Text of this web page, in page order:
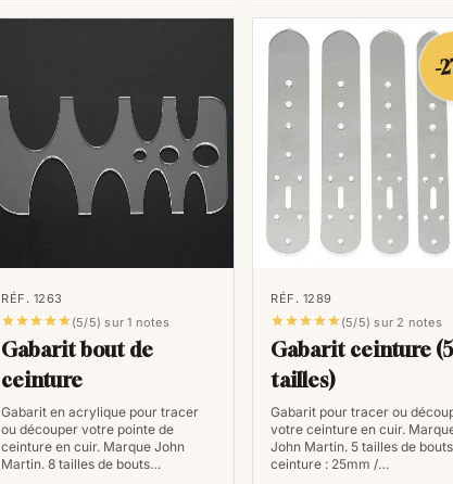
RÉF. 1263
(5/5) sur 1 notes
Gabarit bout de
ceinture
Gabarit en acrylique pour tracer
ou découper votre pointe de
ceinture en cuir. Marque John
Martin. 8 tailles de bouts…
-
RÉF. 1289
(5/5) sur 2 notes
Gabarit ceinture (5
tailles)
Gabarit pour tracer ou
votre ceinture en cuir.
John Martin. 5 tailles de
ceinture : 25mm /…